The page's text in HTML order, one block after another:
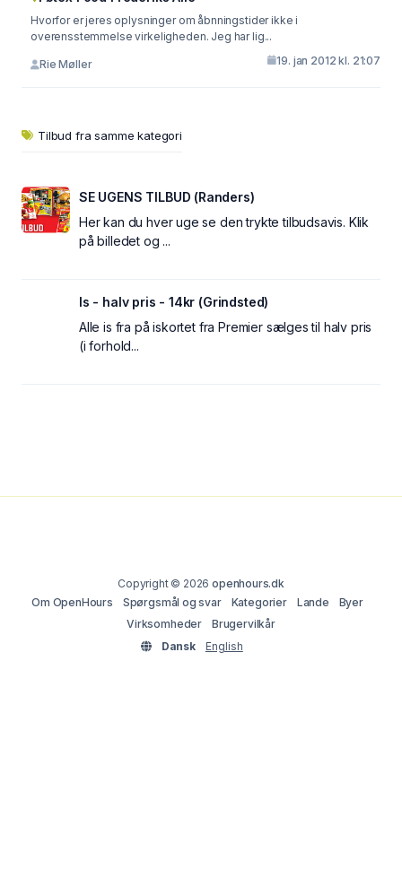
Hvorfor er jeres oplysninger om åbnningstider ikke i
overensstemmelse virkeligheden. Jeg har lig...
Rie Møller 19. jan 2012 kl. 21:07
Tilbud fra samme kategori
SE UGENS TILBUD (Randers)
Her kan du hver uge se den trykte tilbudsavis. Klik
på billedet og ...
Is - halv pris - 14kr (Grindsted)
Alle is fra på iskortet fra Premier sælges til halv pris
(i forhold...
Copyright © 2026openhours.dk
Om OpenHours
Spørgsmål og svar Kategorier Lande
Byer
Virksomheder
Brugervilkår
Dansk
English